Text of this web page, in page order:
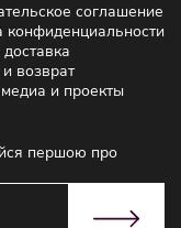
соглашение
конфиденциальности
возврат
и проекты
першою про